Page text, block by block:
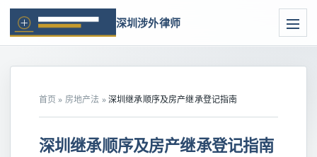
深圳涉外律师
首页 » 房地产法 »深圳继承顺序及房产继承登记指南
深圳继承顺序及房产继承登记指南